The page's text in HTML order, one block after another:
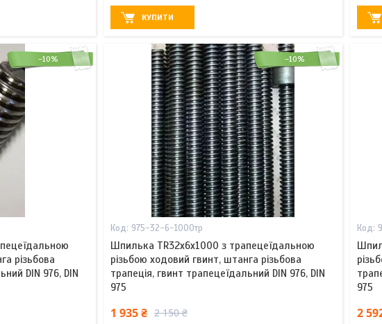
КУПИТИ
–10%
різьбова
DIN 976, DIN
–10%
975-32-6-1000тр
Шпилька TR32x6х1000 з трапецеїдальною
різьбою ходовий гвинт, штанга різьбова
трапеція, гвинт трапецеїдальний DIN 976, DIN
975
1 935 ₴ 2 150 ₴
975
2